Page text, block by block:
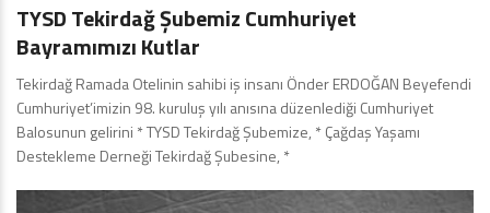
TYSD Tekirdağ Şubemiz Cumhuriyet
Bayramımızı Kutlar
Tekirdağ Ramada Otelinin sahibi iş insanı Önder ERDOĞAN Beyefendi
Cumhuriyet’imizin 98. kuruluş yılı anısına düzenlediği Cumhuriyet
Balosunun gelirini * TYSD Tekirdağ Şubemize, * Çağdaş Yaşamı
Destekleme Derneği Tekirdağ Şubesine, *